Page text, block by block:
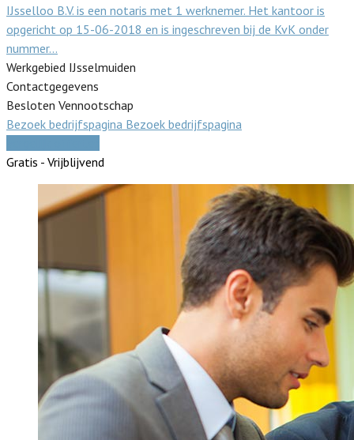
IJsselloo B.V. is een notaris met 1 werknemer. Het kantoor is
opgericht op 15-06-2018 en is ingeschreven bij de KvK onder
nummer…
Werkgebied IJsselmuiden
Contactgegevens
Besloten Vennootschap
Bezoek bedrijfspagina Bezoek bedrijfspagina
Gratis - Vrijblijvend